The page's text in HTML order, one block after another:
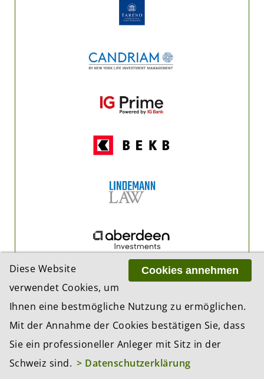
Cookies annehmen
Diese Website
verwendet Cookies, um
Ihnen eine bestmögliche Nutzung zu ermöglichen.
Mit der Annahme der Cookies bestätigen Sie, dass
Sie ein professioneller Anleger mit Sitz in der
Schweiz sind. > Datenschutzerklärung